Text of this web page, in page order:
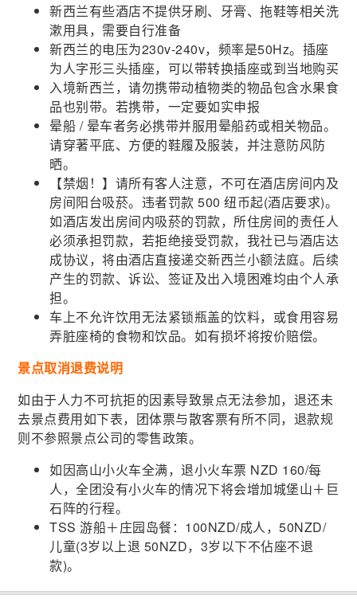
新西兰有些酒店不提供牙刷、牙膏、拖鞋等相关洗
漱用具，需要自行准备
新西兰的电压为230v-240v，频率是50Hz。插座
为人字形三头插座，可以带转换插座或到当地购买
入境新西兰，请勿携带动植物类的物品包含水果食
品也别带。若携带，一定要如实申报
晕船 / 晕车者务必携带并服用晕船药或相关物品。
请穿著平底、方便的鞋履及服装，并注意防风防
晒。
【禁烟！】请所有客人注意，不可在酒店房间内及
房间阳台吸菸。违者罚款 500 纽币起(酒店要求)。
如酒店发出房间内吸菸的罚款，所住房间的责任人
必须承担罚款，若拒绝接受罚款，我社已与酒店达
成协议，将由酒店直接递交新西兰小额法庭。后续
产生的罚款、诉讼、签证及出入境困难均由个人承
担。
车上不允许饮用无法紧锁瓶盖的饮料，或食用容易
弄脏座椅的食物和饮品。如有损坏将按价赔偿。
景点取消退费说明
如由于人力不可抗拒的因素导致景点无法参加，退还未
去景点费用如下表，团体票与散客票有所不同，退款规
则不参照景点公司的零售政策。
如因高山小火车全满，退小火车票 NZD 160/每
人，全团没有小火车的情况下将会增加城堡山＋巨
石阵的行程。
TSS 游船＋庄园岛餐：100NZD/成人，50NZD/
儿童(3岁以上退 50NZD，3岁以下不佔座不退
款)。